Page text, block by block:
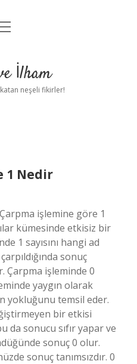
Uyarıİlham
neşeli fikirler!
1 Nedir
işlemine göre 1
kümesinde etkisiz bir
1 sayısını hangi ad
sonuç
Çarpma işleminde 0
yaygın olarak
yokluğunu temsil eder.
bir etkisi
da sonucu sıfır yapar ve
sonuç 0 olur.
sonuç tanımsızdır. 0